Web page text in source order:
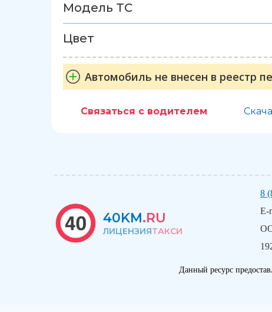
Модель ТС
Цвет
Автомобиль не внесен в реестр
Связаться с водителем
40KM.RU
ЛИЦЕНЗИЯТАКСИ
8
E-
Данный ресурс